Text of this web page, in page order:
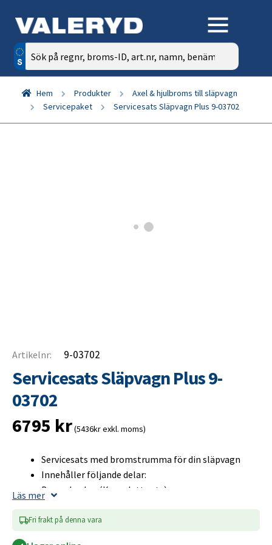
Sök
efter:
Hem Produkter
Axel & hjulbroms till släpvagn
Servicepaket
Servicesats Släpvagn Plus 9-03702
Artikelnr: 9-03702
Servicesats Släpvagn Plus 9-
03702
6795 kr(5436kr exkl. moms)
Servicesats med bromstrumma för din släpvagn
Innehåller följande delar:
Bromsbackar (Komplett sats)
Navkåpa
Läs mer
Fri frakt på denna vara